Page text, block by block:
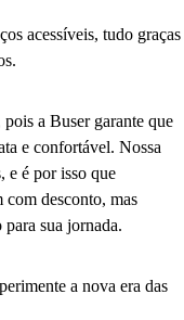
acessíveis, tudo graças
a Buser garante que
e confortável. Nossa
e é por isso que
com desconto, mas
sua jornada.
a nova era das